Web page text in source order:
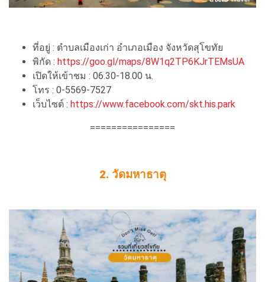
ที่อยู่ : ตำบลเมืองเก่า อำเภอเมือง จังหวัดสุโขทัย
พิกัด : https://goo.gl/maps/8W1q2TP6KJrTEMsUA
เปิดให้เข้าชม : 06.30-18.00 น.
โทร : 0-5569-7527
เว็บไซต์ : https://www.facebook.com/skt.his.park
================
2. วัดมหาธาตุ